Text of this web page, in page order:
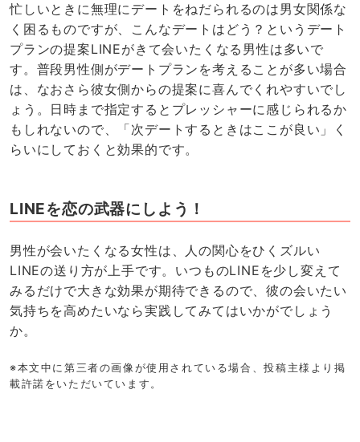
忙しいときに無理にデートをねだられるのは男女関係な
く困るものですが、こんなデートはどう？というデート
プランの提案LINEがきて会いたくなる男性は多いで
す。普段男性側がデートプランを考えることが多い場合
は、なおさら彼女側からの提案に喜んでくれやすいでし
ょう。日時まで指定するとプレッシャーに感じられるか
もしれないので、「次デートするときはここが良い」く
らいにしておくと効果的です。
LINEを恋の武器にしよう！
男性が会いたくなる女性は、人の関心をひくズルい
LINEの送り方が上手です。いつものLINEを少し変えて
みるだけで大きな効果が期待できるので、彼の会いたい
気持ちを高めたいなら実践してみてはいかがでしょう
か。
※本文中に第三者の画像が使用されている場合、投稿主様より掲
載許諾をいただいています。